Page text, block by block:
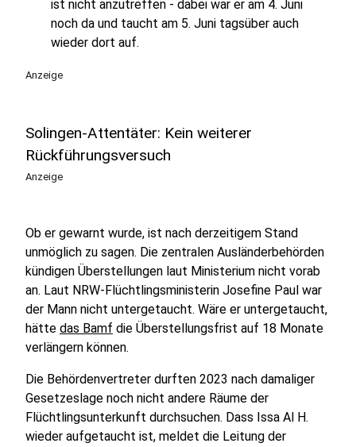
ist nicht anzutreffen - dabei war er am 4. Juni
noch da und taucht am 5. Juni tagsüber auch
wieder dort auf.
Anzeige
Solingen-Attentäter: Kein weiterer
Rückführungsversuch
Anzeige
Ob er gewarnt wurde, ist nach derzeitigem Stand
unmöglich zu sagen. Die zentralen Ausländerbehörden
kündigen Überstellungen laut Ministerium nicht vorab
an. Laut NRW-Flüchtlingsministerin Josefine Paul war
der Mann nicht untergetaucht. Wäre er untergetaucht,
hätte das Bamf die Überstellungsfrist auf 18 Monate
verlängern können.
Die Behördenvertreter durften 2023 nach damaliger
Gesetzeslage noch nicht andere Räume der
Flüchtlingsunterkunft durchsuchen. Dass Issa Al H.
wieder aufgetaucht ist, meldet die Leitung der